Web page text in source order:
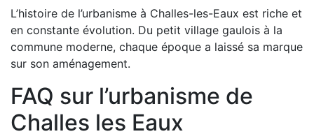
L’histoire de l’urbanisme à Challes-les-Eaux est riche et
en constante évolution. Du petit village gaulois à la
commune moderne, chaque époque a laissé sa marque
sur son aménagement.
FAQ sur l’urbanisme de
Challes les Eaux